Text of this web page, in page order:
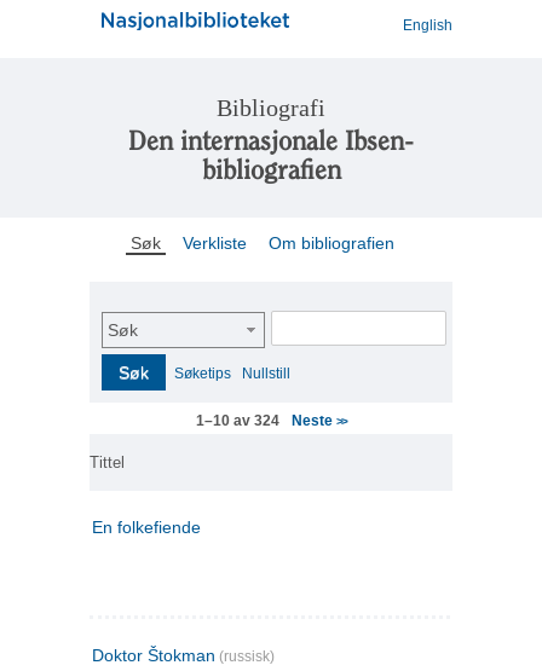
English
Bibliografi
Den internasjonale Ibsen-
bibliografien
Søk Verkliste Om bibliografien
Søk
Søk Søketips Nullstill
1–10 av 324 Neste >>
Tittel
En folkefiende
Doktor Štokman (russisk)